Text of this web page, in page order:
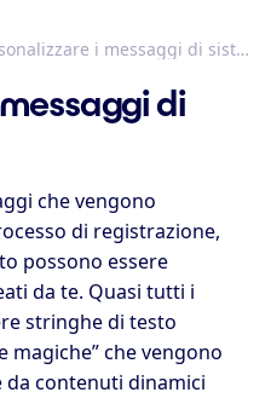
i messaggi di sistema
di
che vengono
di registrazione,
possono essere
da te. Quasi tutti i
stringhe di testo
magiche” che vengono
contenuti dinamici